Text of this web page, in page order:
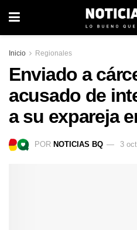
Inicio Regionales
Enviado a
acusado de
a su expareja
POR NOTICIAS BQ 3